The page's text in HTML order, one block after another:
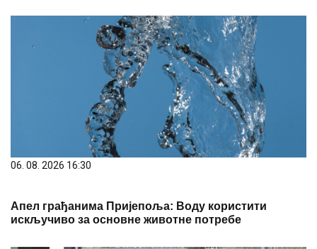
06. 08. 2026 16:30
Апел грађанима Пријепоља: Воду користити
искључиво за основне животне потребе